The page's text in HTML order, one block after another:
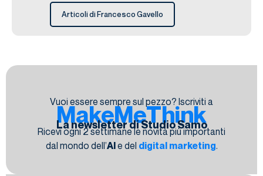
Articoli di Francesco Gavello
Vuoi essere sempre sul pezzo? Iscriviti a
MakeMeThink
La newsletter di Studio Samo
Ricevi ogni 2 settimane le novità più importanti
dal mondo dell’AIe del digital marketing.